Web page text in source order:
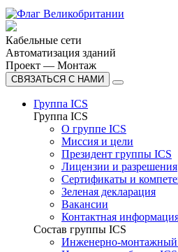
Кабельные сети
Автоматизация зданий
Проект — Монтаж
СВЯЗАТЬСЯ С НАМИ
Группа ICS
Группа ICS
О группе ICS
Миссия и цели
Президент группы ICS
Лицензии и разрешения
Сертификаты и
Зеленая декларация
Вакансии
Контактная
Состав группы ICS
Инженерно-монтажный